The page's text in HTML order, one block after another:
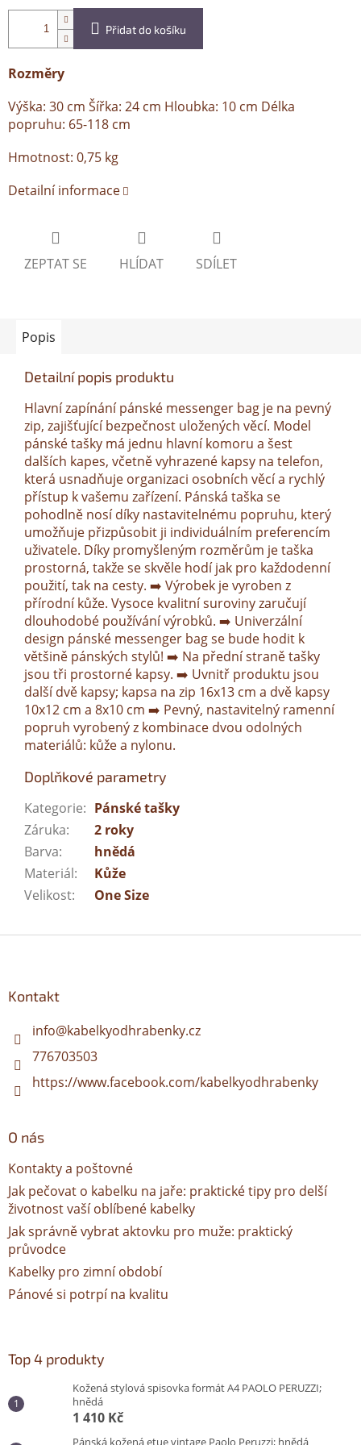
Přidat do košíku
Rozměry
Výška: 30 cm Šířka: 24 cm Hloubka: 10 cm Délka
popruhu: 65-118 cm
Hmotnost: 0,75 kg
Detailní informace
ZEPTAT SE HLÍDAT SDÍLET
Popis
Detailní popis produktu
Hlavní zapínání pánské messenger bag je na pevný
zip, zajišťující bezpečnost uložených věcí. Model
pánské tašky má jednu hlavní komoru a šest
dalších kapes, včetně vyhrazené kapsy na telefon,
která usnadňuje organizaci osobních věcí a rychlý
přístup k vašemu zařízení. Pánská taška se
pohodlně nosí díky nastavitelnému popruhu, který
umožňuje přizpůsobit ji individuálním preferencím
uživatele. Díky promyšleným rozměrům je taška
prostorná, takže se skvěle hodí jak pro každodenní
použití, tak na cesty. ➡️ Výrobek je vyroben z
přírodní kůže. Vysoce kvalitní suroviny zaručují
dlouhodobé používání výrobků. ➡️ Univerzální
design pánské messenger bag se bude hodit k
většině pánských stylů! ➡️ Na přední straně tašky
jsou tři prostorné kapsy. ➡️ Uvnitř produktu jsou
další dvě kapsy; kapsa na zip 16x13 cm a dvě kapsy
10x12 cm a 8x10 cm ➡️ Pevný, nastavitelný ramenní
popruh vyrobený z kombinace dvou odolných
materiálů: kůže a nylonu.
Doplňkové parametry
Kategorie: Pánské tašky
Záruka:
2 roky
Barva:
hnědá
Materiál:
Kůže
Velikost: One Size
Kontakt
info@kabelkyodhrabenky.cz
776703503
https://www.facebook.com/kabelkyodhrabenky
O nás
Kontakty a poštovné
Jak pečovat o kabelku na jaře: praktické tipy pro delší
životnost vaší oblíbené kabelky
Jak správně vybrat aktovku pro muže: praktický
průvodce
Kabelky pro zimní období
Pánové si potrpí na kvalitu
Top 4 produkty
Kožená stylová spisovka formát A4 PAOLO PERUZZI;
hnědá
1 410 Kč
Pánská kožená etue vintage Paolo Peruzzi; hnědá